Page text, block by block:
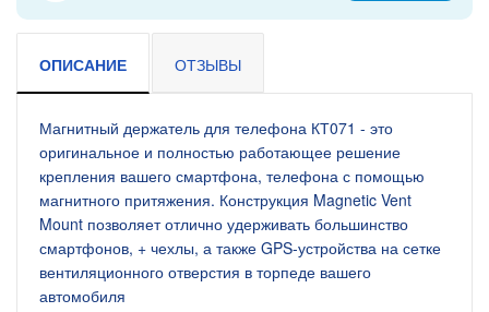
ОПИСАНИЕ ОТЗЫВЫ
Магнитный держатель для телефона КТ071 - это
оригинальное и полностью работающее решение
крепления вашего смартфона, телефона с помощью
магнитного притяжения. Конструкция Magnetic Vent
Mount позволяет отлично удерживать большинство
смартфонов, + чехлы, а также GPS-устройства на сетке
вентиляционного отверстия в торпеде вашего
автомобиля